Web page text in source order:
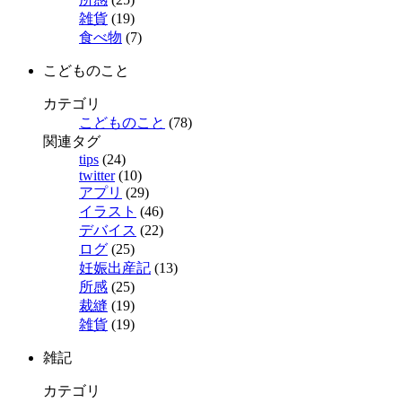
雑貨 (19)
食べ物 (7)
こどものこと
カテゴリ
こどものこと (78)
関連タグ
tips (24)
twitter(10)
アプリ (29)
イラスト (46)
デバイス (22)
ログ (25)
妊娠出産記 (13)
所感 (25)
裁縫 (19)
雑貨 (19)
雑記
カテゴリ